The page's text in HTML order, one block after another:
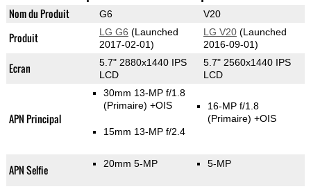
Nom du Produit G6 V20
Produit LG G6 (Launched
2017-02-01)
LG V20(Launched
2016-09-01)
Ecran
5.7" 2880x1440 IPS
LCD
5.7" 2560x1440 IPS
LCD
APN Principal
30mm 13-MP f/1.8
(Primaire) +OIS
15mm 13-MP f/2.4
16-MP f/1.8
(Primaire) +OIS
APN Selfie 20mm 5-MP 5-MP